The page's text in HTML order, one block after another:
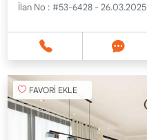
İlan No : #53-6428 - 26.03.2025
FAVORİ EKLE